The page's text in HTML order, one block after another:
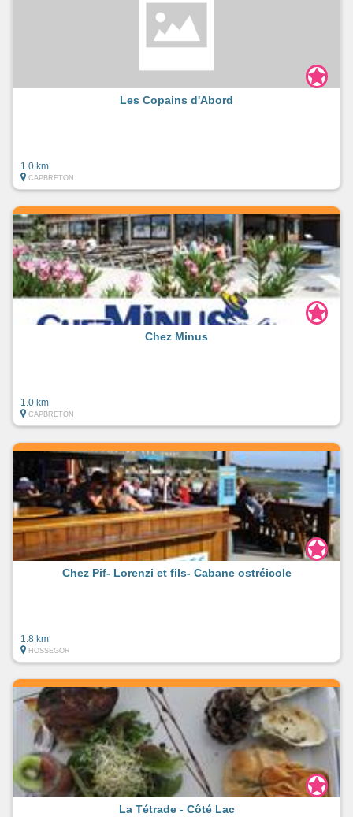
Les Copains d'Abord
1.0 km
CAPBRETON
Chez Minus
1.0 km
CAPBRETON
Chez Pif- Lorenzi et fils- Cabane ostréicole
1.8 km
HOSSEGOR
La Tétrade - Côté Lac